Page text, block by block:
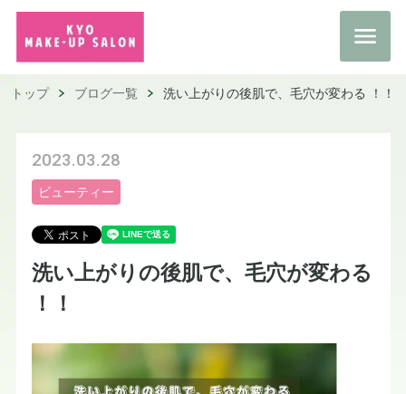
トップ ブログ一覧 洗い上がりの後肌で、毛穴が変わる ！！
2023.03.28
ビューティー
洗い上がりの後肌で、毛穴が変わる
！！